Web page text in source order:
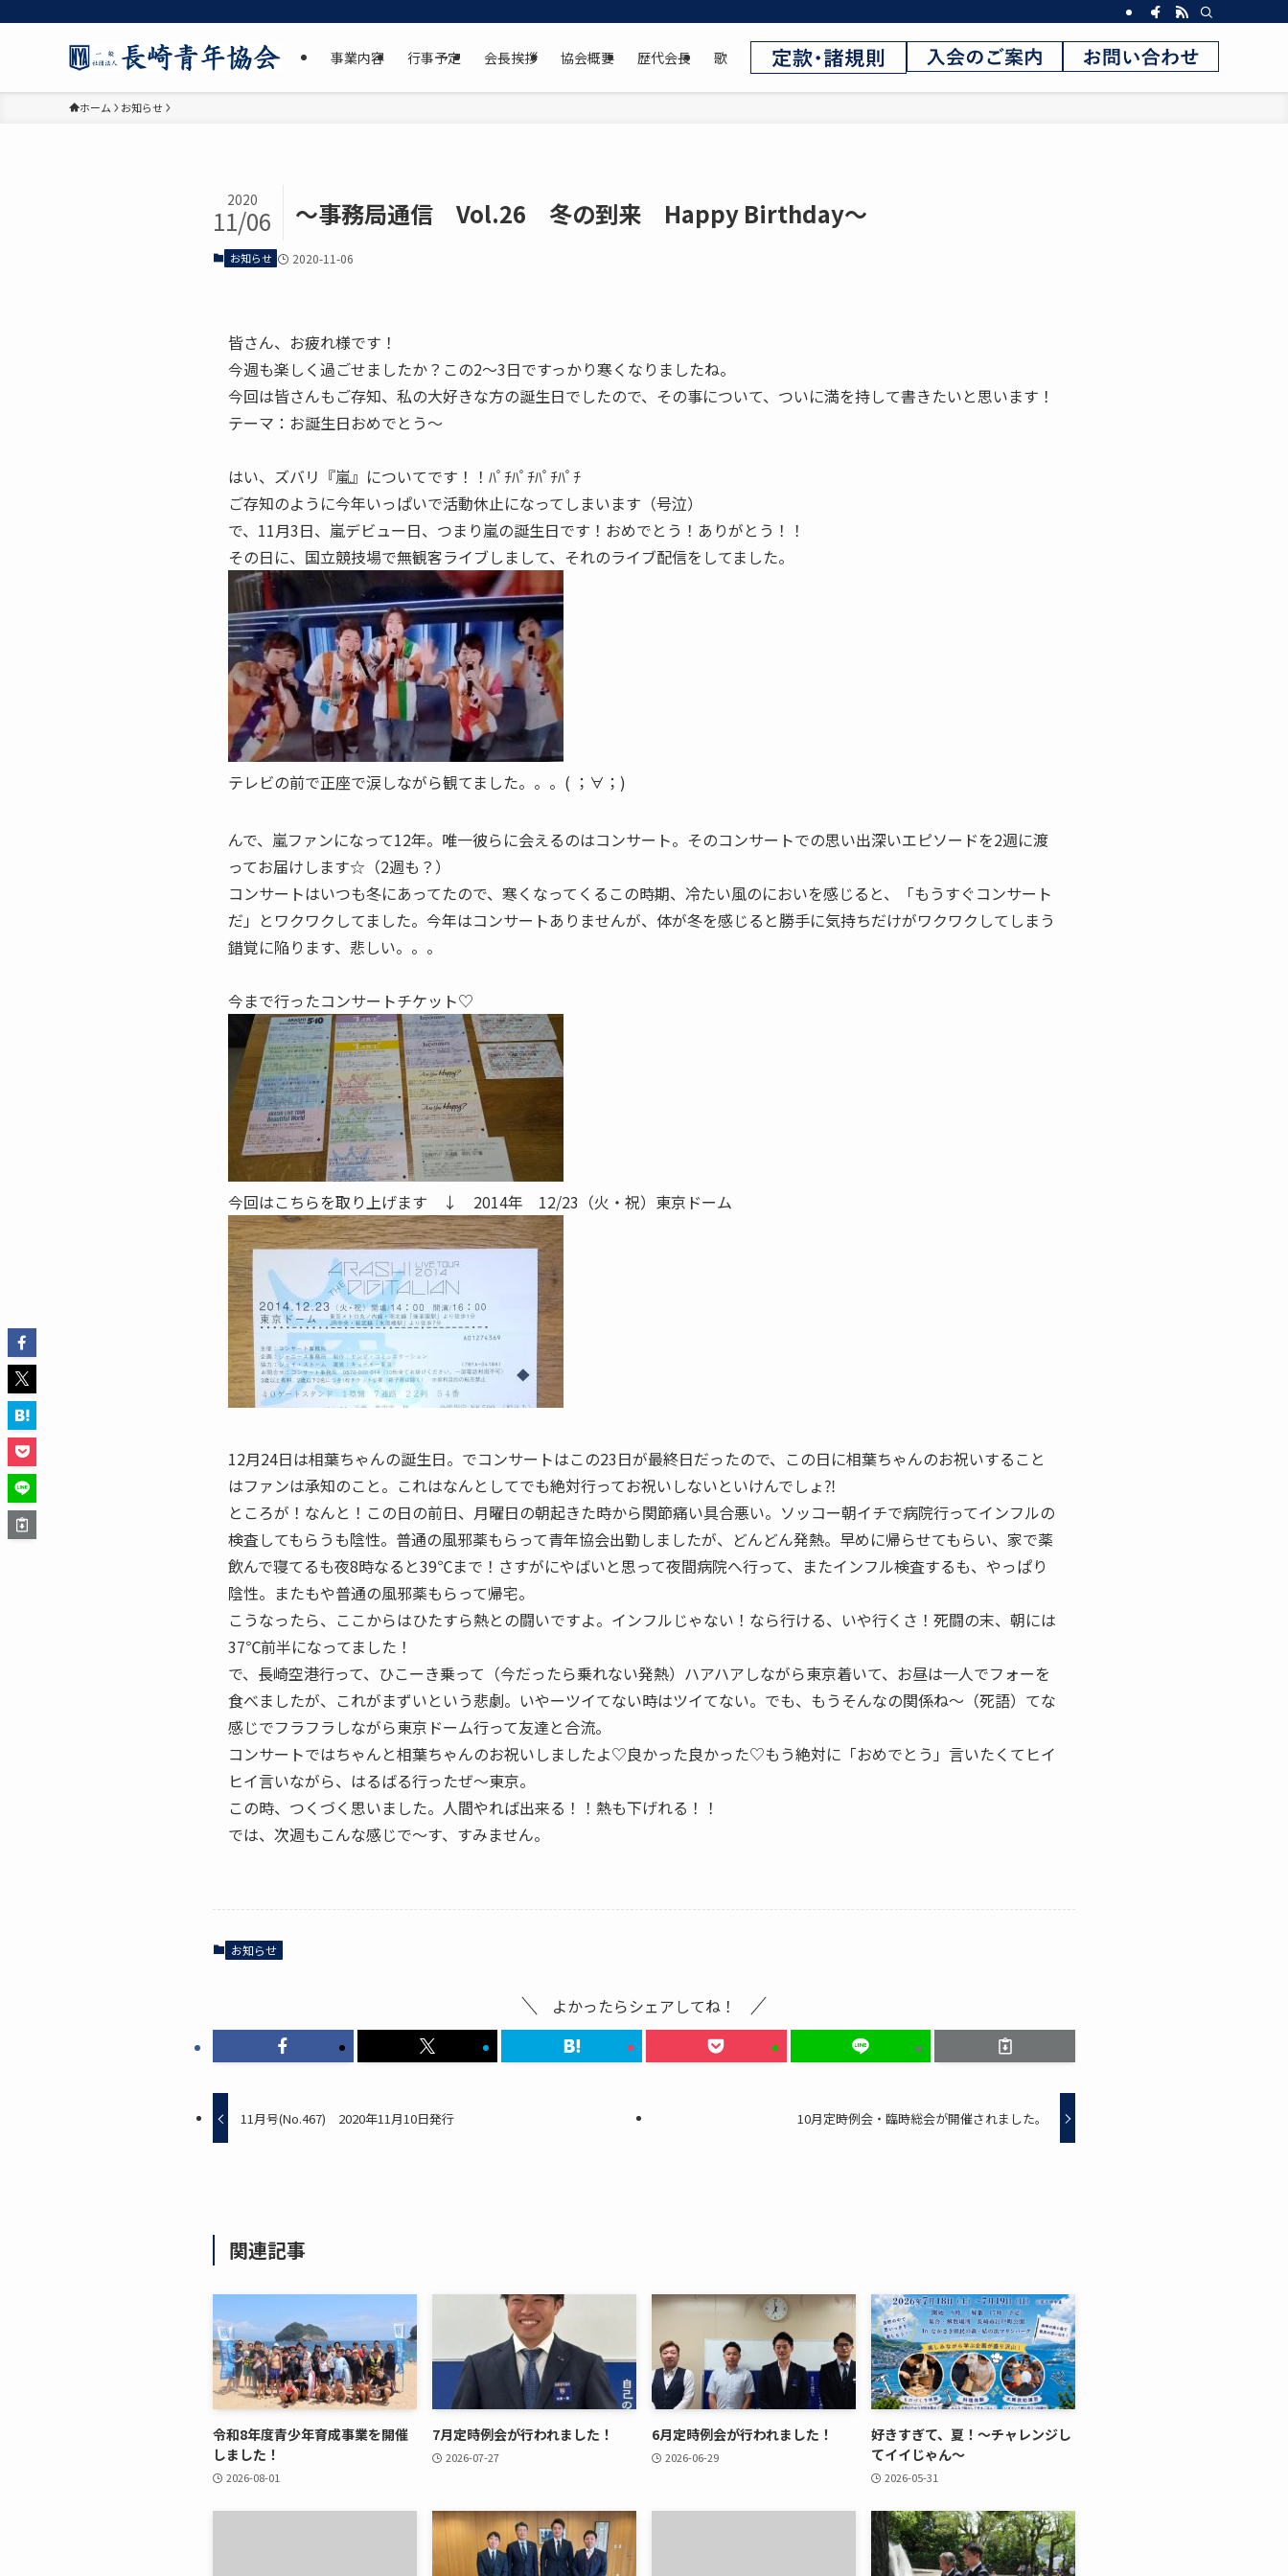
事業内容 行事予定 会長挨拶 協会概要 歴代会長 歌
ホーム お知らせ
～事務局通信 Vol.26 冬の到来 Happy Birthday～
2020
11/06
お知らせ 2020-11-06
皆さん、お疲れ様です！
今週も楽しく過ごせましたか？この2～3日ですっかり寒くなりましたね。
今回は皆さんもご存知、私の大好きな方の誕生日でしたので、その事について、ついに満を持して書きたいと思います！
テーマ：お誕生日おめでとう～
はい、ズバリ『嵐』についてです！！ﾊﾟﾁﾊﾟﾁﾊﾟﾁﾊﾟﾁ
ご存知のように今年いっぱいで活動休止になってしまいます（号泣）
で、11月3日、嵐デビュー日、つまり嵐の誕生日です！おめでとう！ありがとう！！
その日に、国立競技場で無観客ライブしまして、それのライブ配信をしてました。
テレビの前で正座で涙しながら観てました。。。( ；∀；)
んで、嵐ファンになって12年。唯一彼らに会えるのはコンサート。そのコンサートでの思い出深いエピソードを2週に渡
ってお届けします☆（2週も？）
コンサートはいつも冬にあってたので、寒くなってくるこの時期、冷たい風のにおいを感じると、「もうすぐコンサート
だ」とワクワクしてました。今年はコンサートありませんが、体が冬を感じると勝手に気持ちだけがワクワクしてしまう
錯覚に陥ります、悲しい。。。
今まで行ったコンサートチケット♡
今回はこちらを取り上げます ↓ 2014年 12/23（火・祝）東京ドーム
12月24日は相葉ちゃんの誕生日。でコンサートはこの23日が最終日だったので、この日に相葉ちゃんのお祝いすること
はファンは承知のこと。これはなんとしてでも絶対行ってお祝いしないといけんでしょ⁈
ところが！なんと！この日の前日、月曜日の朝起きた時から関節痛い具合悪い。ソッコー朝イチで病院行ってインフルの
検査してもらうも陰性。普通の風邪薬もらって青年協会出勤しましたが、どんどん発熱。早めに帰らせてもらい、家で薬
飲んで寝てるも夜8時なると39℃まで！さすがにやばいと思って夜間病院へ行って、またインフル検査するも、やっぱり
陰性。またもや普通の風邪薬もらって帰宅。
こうなったら、ここからはひたすら熱との闘いですよ。インフルじゃない！なら行ける、いや行くさ！死闘の末、朝には
37℃前半になってました！
で、長崎空港行って、ひこーき乗って（今だったら乗れない発熱）ハアハアしながら東京着いて、お昼は一人でフォーを
食べましたが、これがまずいという悲劇。いやーツイてない時はツイてない。でも、もうそんなの関係ね～（死語）てな
感じでフラフラしながら東京ドーム行って友達と合流。
コンサートではちゃんと相葉ちゃんのお祝いしましたよ♡良かった良かった♡もう絶対に「おめでとう」言いたくてヒイ
ヒイ言いながら、はるばる行ったぜ～東京。
この時、つくづく思いました。人間やれば出来る！！熱も下げれる！！
では、次週もこんな感じで～す、すみません。
お知らせ
よかったらシェアしてね！
11月号(No.467) 2020年11月10日発行 10月定時例会・臨時総会が開催されました。
関連記事
令和8年度青少年育成事業を開催
しました！
2026-08-01
7月定時例会が行われました！
2026-07-27
6月定時例会が行われました！
2026-06-29
好きすぎて、夏！～チャレンジし
てイイじゃん～
2026-05-31